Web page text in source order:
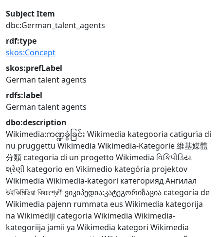
Subject Item
dbc:German_talent_agents
rdf:type
skos:Concept
skos:prefLabel
German talent agents
rdfs:label
German talent agents
dbo:description
Wikimedia:ကဏ္ဍခွဲခြင်း Wikimedia kategooria catigurìa di
nu pruggettu Wikimedia Wikimedia-Kategorie維基媒體
分類 categoria di un progetto Wikimedia વિકિપીડિયા
શ્રેણી kategorio en Vikimedio kategória projektov
Wikimedia Wikimedia-kategori категорияд Ангилал
উইকিমিডিয়া বিষয়শ্রেণী ვიკიპედია:კატეგორიზაცია categoría de
Wikimedia pajenn rummata eus Wikimedia kategorija
na Wikimediji categoria Wikimedia Wikimedia-
kategoriija jamii ya Wikimedia kategori Wikimedia